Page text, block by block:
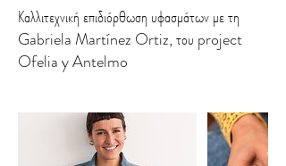
Καλλιτεχνική επιδιόρθωση υφασμάτων με τη
Gabriela Martínez Ortiz, του project
Ofelia y Antelmo